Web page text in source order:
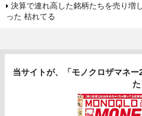
決算で連れ高した銘柄たちを売り増
った 枯れてる
当サイトが、「モノクロザマネ
た